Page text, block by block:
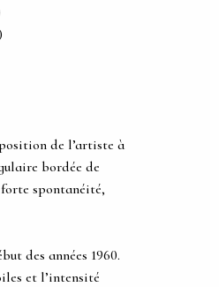
de l’artiste à
bordée de
spontanéité,
des années 1960.
et l’intensité